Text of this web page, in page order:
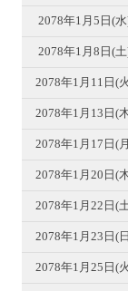
2078年1月5日(
2078年1月8日(
2078年1月11日(
2078年1月13日(
2078年1月17日(
2078年1月20日(
2078年1月22日(
2078年1月23日(
2078年1月25日(